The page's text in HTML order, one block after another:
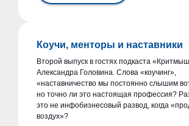
Коучи, менторы и наставники
Второй выпуск в гостях подкаста
Александра Головина. Слова «коучинг»,
«наставничество мы постоянно слышим
но точно ли это настоящая профессия?
это не инфобизнесовый развод, когда
воздух»?